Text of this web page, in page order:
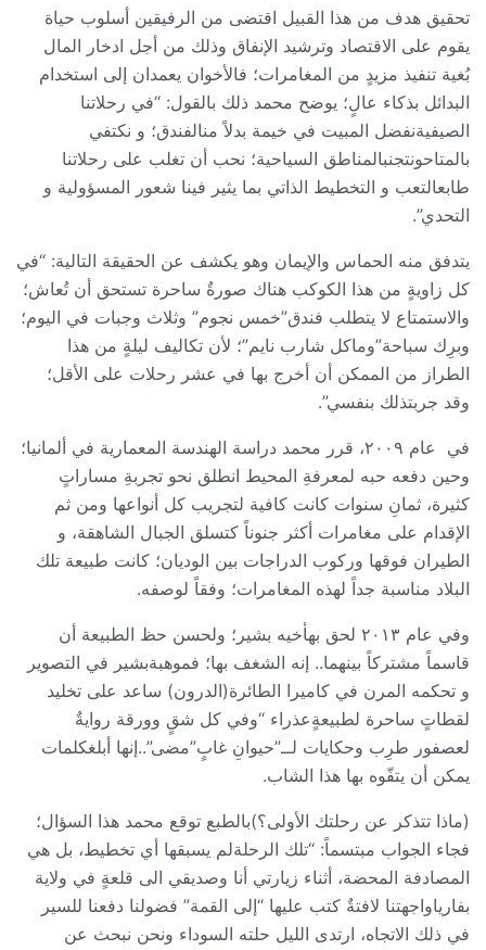
تحقيق هدف من هذا القبيل اقتضى من الرفيقين أسلوب حياة
يقوم على الاقتصاد وترشيد الإنفاق وذلك من أجل ادخار المال
بُغية تنفيذ مزيدٍ من المغامرات؛ فالأخوان يعمدان إلى استخدام
البدائل بذكاء عالٍ؛ يوضح محمد ذلك بالقول: “في رحلاتنا
الصيفيةنفضل المبيت في خيمة بدلاً منالفندق؛ و نكتفي
بالمتاحونتجنبالمناطق السياحية؛ نحب أن تغلب على رحلاتنا
طابعالتعب و التخطيط الذاتي بما يثير فينا شعور المسؤولية و
التحدي”.
يتدفق منه الحماس والإيمان وهو يكشف عن الحقيقة التالية: “في
كل زاويةٍ من هذا الكوكب هناك صورةٌ ساحرة تستحق أن تُعاش؛
والاستمتاع لا يتطلب فندق”خمس نجوم” وثلاث وجبات في اليوم؛
وبرِك سباحة”وماكل شارب نايم”؛ لأن تكاليف ليلةٍ من هذا
الطراز من الممكن أن أخرج بها في عشر رحلات على الأقل؛
وقد جربتذلك بنفسي”.
في عام ٢٠٠٩، قرر محمد دراسة الهندسة المعمارية في ألمانيا؛
وحين دفعه حبه لمعرفةِ المحيط انطلق نحو تجربةِ مساراتٍ
كثيرة، ثمانِ سنوات كانت كافية لتجريب كل أنواعها ومن ثم
الإقدام على مغامرات أكثر جنوناً كتسلق الجبال الشاهقة، و
الطيران فوقها وركوب الدراجات بين الوديان؛ كانت طبيعة تلك
البلاد مناسبة جداً لهذه المغامرات؛ وفقاً لوصفه.
وفي عام ٢٠١٣ لحق بهأخيه بشير؛ ولحسن حظ الطبيعة أن
قاسماً مشتركاً بينهما.. إنه الشغف بها؛ فموهبةبشير في التصوير
و تحكمه المرن في كاميرا الطائرة(الدرون) ساعد على تخليد
لقطاتٍ ساحرة لطبيعةٍعذراء “وفي كل شقٍ وورقة روايةٌ
لعصفور طرِب وحكايات لــ”حيوانِ غابٍ”مضى”..إنها أبلغكلمات
يمكن أن يتفّوه بها هذا الشاب.
(ماذا تتذكر عن رحلتك الأولى؟)بالطبع توقع محمد هذا السؤال؛
فجاء الجواب مبتسماً: “تلك الرحلةلم يسبقها أي تخطيط، بل هي
المصادفة المحضة، أثناء زيارتي أنا وصديقي الى قلعةٍ في ولاية
بفارياواجهتنا لافتةٌ كتب عليها “إلى القمة” فضولنا دفعنا للسير
في ذلك الاتجاه، ارتدى الليل حلته السوداء ونحن نبحث عن